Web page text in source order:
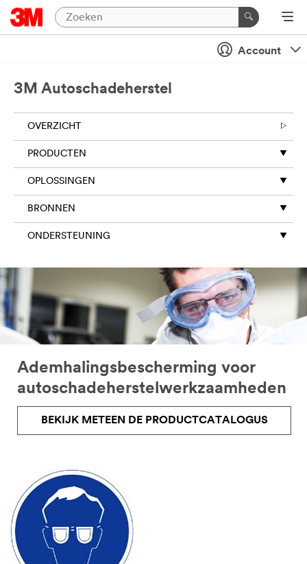
Account
3M Autoschadeherstel
OVERZICHT
PRODUCTEN
OPLOSSINGEN
BRONNEN
ONDERSTEUNING
Ademhalingsbescherming voor
autoschadeherstelwerkzaamheden
BEKIJK METEEN DE PRODUCTCATALOGUS